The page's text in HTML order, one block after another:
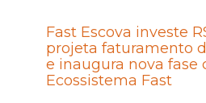
Fast Escova investe
projeta faturamento
e inaugura nova fase
Ecossistema Fast